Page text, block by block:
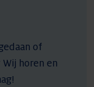
of
Wij horen en